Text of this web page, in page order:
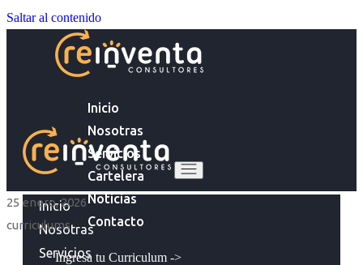
Saltar al contenido
Inicio
Nosotras
Servicios
Cartelera
Noticias
Contacto
Ingresa tu Curriculum ->
Inicio
Nosotras
Servicios
25 enero, 2026
curriculums